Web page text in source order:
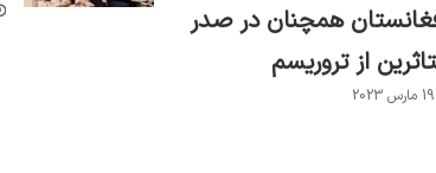
همچنان در صدر
از تروریسم
19 مارس 2023